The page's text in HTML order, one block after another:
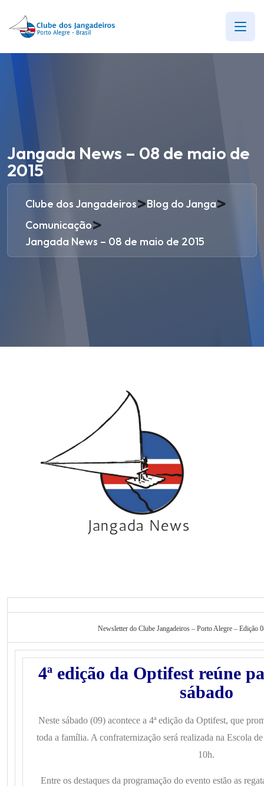
Jangada News – 08 de maio de
2015
Clube dos Jangadeiros>Blog do Janga>
Comunicação>
Jangada News – 08 de maio de 2015
Newsletter do Clube Jangadeiros – Porto Alegre – Edição
4ª edição da Optifest reúne
sábado
Neste sábado (09) acontece a 4ª edição da Optifest, que
toda a família. A confraternização será realizada na Escola
10h.
Entre os destaques da programação do evento estão as